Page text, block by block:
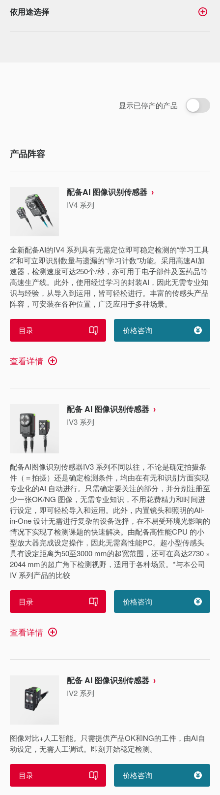
依用途选择
显示已停产的产品
产品阵容
配备AI 图像识别传感器
IV4 系列
全新配备AI的IV4 系列具有无需定位即可稳定检测的“学习工具
2”和可立即识别数量与遗漏的“学习计数”功能。采用高速AI加
速器，检测速度可达250个/秒，亦可用于电子部件及医药品等
高速生产线。此外，使用经过学习的封装AI，因此无需专业知
识与经验，从导入到运用，皆可轻松进行。丰富的传感头产品
阵容，可安装在各种位置，广泛应用于多种场景。
目录 价格咨询
查看详情
配备 AI 图像识别传感器
IV3 系列
配备AI图像识别传感器IV3 系列不同以往，不论是确定拍摄条
件（＝拍摄）还是确定检测条件，均由在有无和识别方面实现
专业化的AI 自动进行。只需确定要关注的部分，并分别注册至
少一张OK/NG 图像，无需专业知识，不用花费精力和时间进
行设定，即可轻松导入和运用。此外，内置镜头和照明的All-
in-One 设计无需进行复杂的设备选择，在不易受环境光影响的
情况下实现了检测课题的快速解决。由配备高性能CPU 的小
型放大器完成设定操作，因此无需高性能PC。超小型传感头
具有设定距离为50至3000 mm的超宽范围，还可在高达2730 ×
2044 mm的超广角下检测视野，适用于各种场景。*与本公司
IV 系列产品的比较
目录 价格咨询
查看详情
配备 AI 图像识别传感器
IV2 系列
图像对比+人工智能。只需提供产品OK和NG的工件，由AI自
动设定，无需人工调试。即刻开始稳定检测。
目录 价格咨询